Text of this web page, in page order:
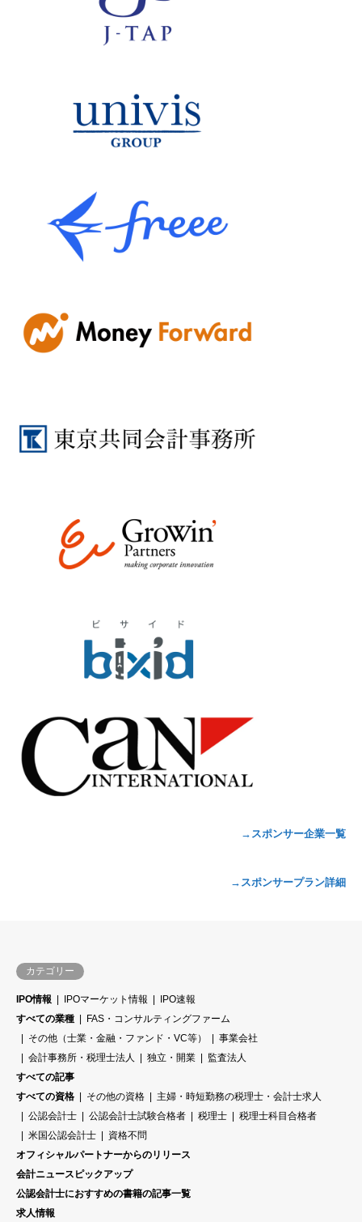
→スポンサー企業一覧
→スポンサープラン詳細
カテゴリー
IPO情報 IPOマーケット情報
IPO速報
すべての業種
FAS・コンサルティングファーム
その他（士業・金融・ファンド・VC等）
事業会社
会計事務所・税理士法人
独立・開業
監査法人
すべての記事
すべての資格
その他の資格
主婦・時短勤務の税理士・会計士求人
公認会計士
公認会計士試験合格者 税理士
税理士科目合格者
米国公認会計士
資格不問
オフィシャルパートナーからのリリース
会計ニュースピックアップ
公認会計士におすすめの書籍の記事一覧
求人情報